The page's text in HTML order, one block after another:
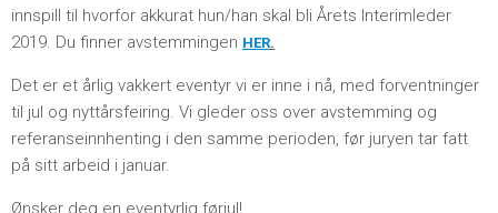
innspill til hvorfor akkurat hun/han skal bli Årets Interimleder
2019. Du finner avstemmingen HER.
Det er et årlig vakkert eventyr vi er inne i nå, med forventninger
til jul og nyttårsfeiring. Vi gleder oss over avstemming og
referanseinnhenting i den samme perioden, før juryen tar fatt
på sitt arbeid i januar.
Ønsker deg en eventyrlig førjul!